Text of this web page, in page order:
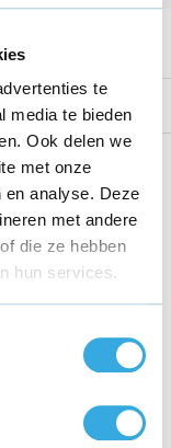
te
media te bieden
Ook delen we
met onze
analyse. Deze
met andere
die ze hebben
hun services.